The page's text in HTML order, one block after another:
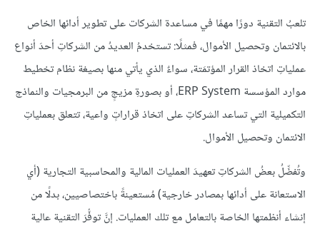
تلعبُ التقنية دورًا مهمًا في مساعدة الشركات على تطوير أدائها الخاص
بالائتمان وتحصيل الأموال، فمثلًا: تستخدمُ العديدُ من الشركاتِ أحدَ أنواع
عملياتِ اتخاذ القرار المؤتمَتة، سواءٌ الذي يأتي منها بصيغة نظام تخطيط
موارد المؤسسة ERP System، أو بصورةِ مزيجٍ من البرمجيات والنماذج
التكميلية التي تساعد الشركاتِ على اتخاذ قراراتٍ واعية، تتعلق بعملياتِ
الائتمان وتحصيل الأموال.
وتُفضِّلُ بعضُ الشركاتِ تعهيدَ العمليات المالية والمحاسبية التجارية (أي
الاستعانة على أدائها بمصادر خارجية) مُستعينةً باختصاصيين، بدلًا من
إنشاء أنظمتها الخاصة بالتعامل مع تلك العمليات. إنَّ توفُّرَ التقنية عالية